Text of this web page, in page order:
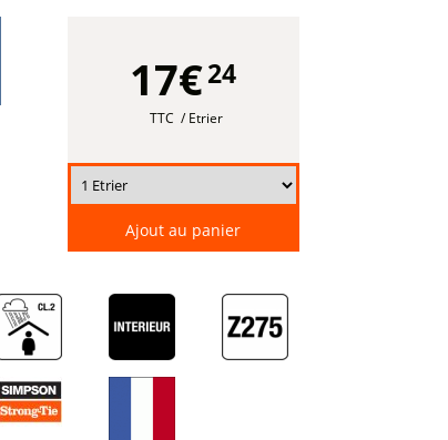
17€24
TTC/ Etrier
Ajout au panier